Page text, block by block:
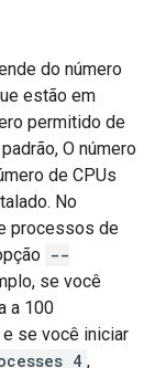
do número
estão em
permitido de
O número
de CPUs
No
processos de
--
se você
a 100
se você iniciar
4 ,